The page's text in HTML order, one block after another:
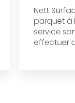
Nett
parquet à
service
effectuer